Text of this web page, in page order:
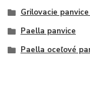
Grilovacie
Paella panvice
Paella oceľové